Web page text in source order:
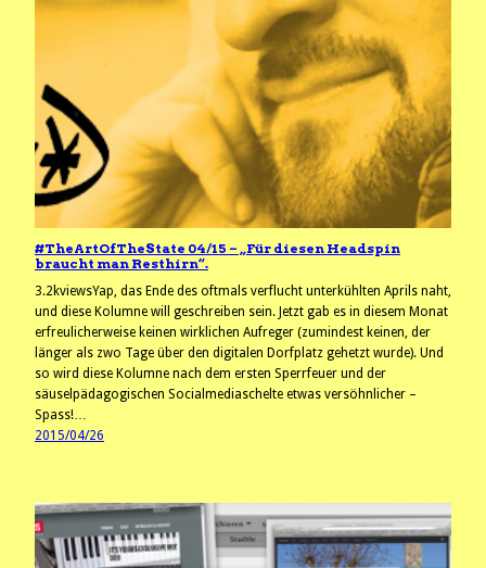
#TheArtOfTheState 04/15 – „Für diesen Headspin
braucht man Resthirn“.
3.2kviewsYap, das Ende des oftmals verflucht unterkühlten Aprils naht,
und diese Kolumne will geschreiben sein. Jetzt gab es in diesem Monat
erfreulicherweise keinen wirklichen Aufreger (zumindest keinen, der
länger als zwo Tage über den digitalen Dorfplatz gehetzt wurde). Und
so wird diese Kolumne nach dem ersten Sperrfeuer und der
säuselpädagogischen Socialmediaschelte etwas versöhnlicher –
Spass!…
2015/04/26